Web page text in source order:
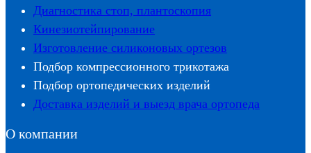
Диагностика стоп, плантоскопия
Кинезиотейпирование
Изготовление силиконовых ортезов
Подбор компрессионного трикотажа
Подбор ортопедических изделий
Доставка изделий и выезд врача ортопеда
О компании